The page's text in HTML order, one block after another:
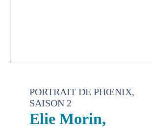
PORTRAIT DE PHŒNIX,
SAISON 2
Elie Morin,